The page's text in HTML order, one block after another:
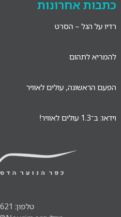
כתבות אחרונות
רדיו על הגל – הסרט
להמריא לתהום
הפעם הראשונה, עולים לאוויר
וידאו: ב־1.3 עולים לאוויר!
טלפון: 9621*